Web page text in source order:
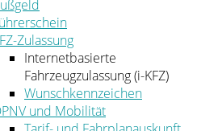
Zulassung
Internetbasierte
Fahrzeugzulassung (i-KFZ)
Wunschkennzeichen
und Mobilität